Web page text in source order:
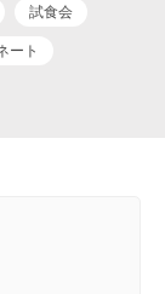
試食会
ート